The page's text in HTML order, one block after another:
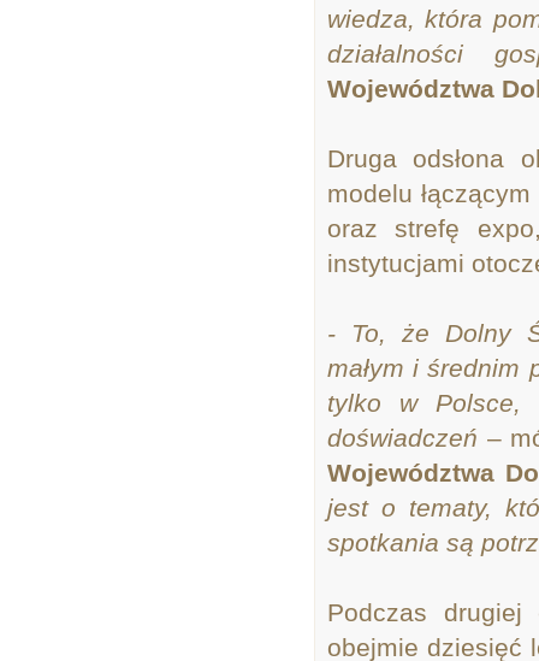
wiedza, która
działalności
Województwa
Druga odsłona
modelu
oraz strefę
instytucjami
- To, że Dolny
małym i średnim
tylko w Polsce,
doświadczeń –
Województwa
jest o tematy,
spotkania są
Podczas
obejmie dziesięć